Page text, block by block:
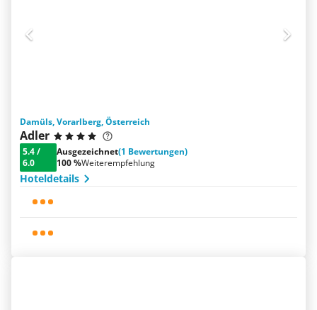
Damüls, Vorarlberg, Österreich
Adler
5.4/
6.0
Ausgezeichnet(1 Bewertungen)
100 %Weiterempfehlung
Hoteldetails